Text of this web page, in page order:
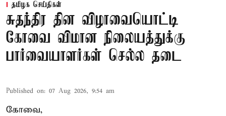
தமிழக செய்திகள்
சுதந்திர தின விழாவையொட்டி
கோவை விமான நிலையத்துக்கு
பார்வையாளர்கள் செல்ல தடை
Published on: 07 Aug 2026, 9:54 am
கோவை,